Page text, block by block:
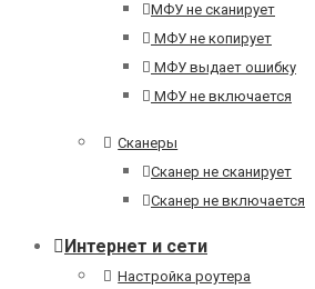
МФУ не сканирует
МФУ не копирует
МФУ выдает ошибку
МФУ не включается
Сканеры
Сканер не сканирует
Сканер не включается
Интернет и сети
Настройка роутера